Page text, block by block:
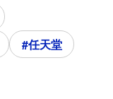
#任天堂